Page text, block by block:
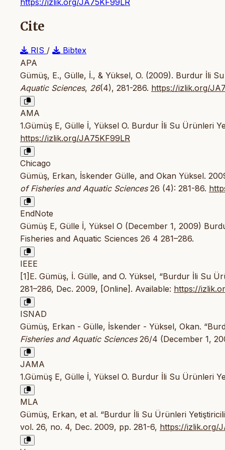
https://izlik.org/JA75KF99LR
Cite
RIS /
Bibtex
APA
Gümüş, E., Gülle, İ., & Yüksel, O. (2009). Burdur İli
Aquatic Sciences, 26(4), 281-286. https://izlik.org/
AMA
1.Gümüş E, Gülle İ, Yüksel O. Burdur İli Su Ürünleri
https://izlik.org/JA75KF99LR
Chicago
Gümüş, Erkan, İskender Gülle, and Okan Yüksel.
of Fisheries and Aquatic Sciences26 (4): 281-86.
EndNote
Gümüş E, Gülle İ, Yüksel O (December 1, 2009)
Fisheries and Aquatic Sciences 26 4 281–286.
IEEE
[1]E. Gümüş, İ. Gülle, and O. Yüksel, “Burdur İli Su
281–286, Dec. 2009, [Online]. Available: https://
ISNAD
Gümüş, Erkan - Gülle, İskender - Yüksel, Okan.
Fisheries and Aquatic Sciences26/4 (December 1,
JAMA
1.Gümüş E, Gülle İ, Yüksel O. Burdur İli Su Ürünleri
MLA
Gümüş, Erkan, et al. “Burdur İli Su Ürünleri
vol. 26, no. 4, Dec. 2009, pp. 281-6, https://izlik.org/